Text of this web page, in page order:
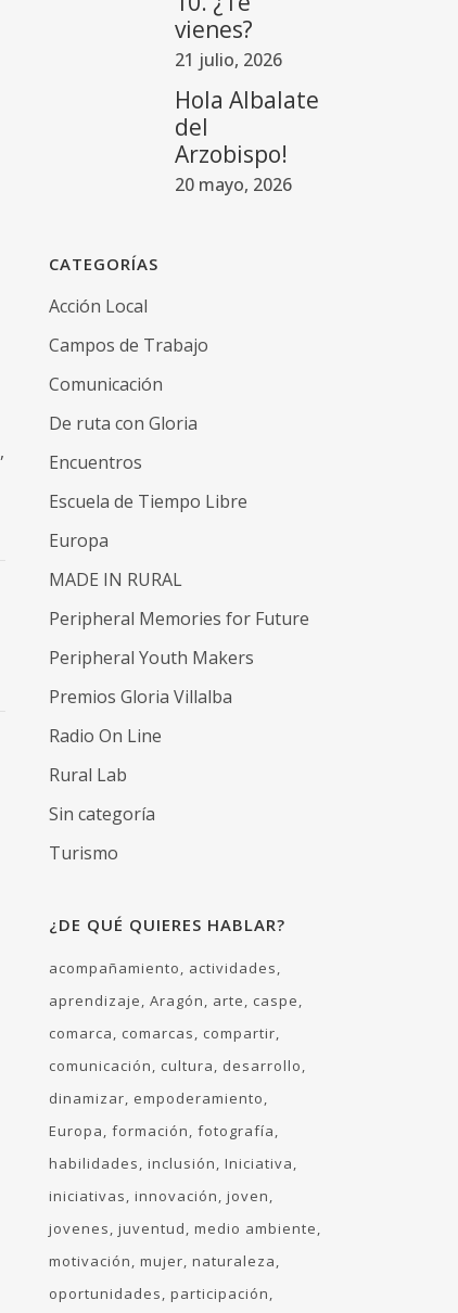
,
vienes?
21 julio, 2026
Hola Albalate
del
Arzobispo!
20 mayo, 2026
CATEGORÍAS
Acción Local
Campos de Trabajo
Comunicación
De ruta con Gloria
Encuentros
Escuela de Tiempo Libre
Europa
MADE IN RURAL
Peripheral Memories for Future
Peripheral Youth Makers
Premios Gloria Villalba
Radio On Line
Rural Lab
Sin categoría
Turismo
¿DE QUÉ QUIERES HABLAR?
acompañamiento
actividades
aprendizaje Aragón arte
caspe
comarca
comarcas
compartir
comunicación
cultura
desarrollo
dinamizar empoderamiento
Europa formación fotografía
habilidades inclusión Iniciativa
iniciativas innovación joven
jovenes juventud medio ambiente
motivación mujer naturaleza
oportunidades participación